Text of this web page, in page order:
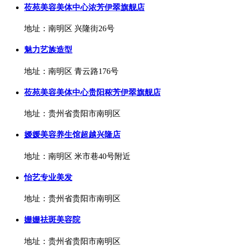
莅苑美容美体中心浓芳伊翠旗舰店
地址：南明区 兴隆街26号
魅力艺族造型
地址：南明区 青云路176号
莅苑美容美体中心贵阳秾芳伊翠旗舰店
地址：贵州省贵阳市南明区
嫒媛美容养生馆超越兴隆店
地址：南明区 米市巷40号附近
怡艺专业美发
地址：贵州省贵阳市南明区
姗姗祛斑美容院
地址：贵州省贵阳市南明区